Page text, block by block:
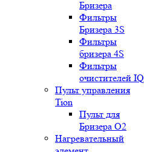
Бризера
Фильтры
Бризера 3S
Фильтры
бризера 4S
Фильтры
очистителей IQ
Пульт управления
Tion
Пульт для
Бризера O2
Нагревательный